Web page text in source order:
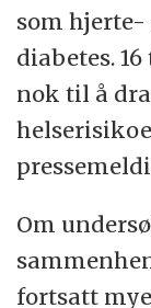
som
diabetes.
nok til å
Om
fortsatt